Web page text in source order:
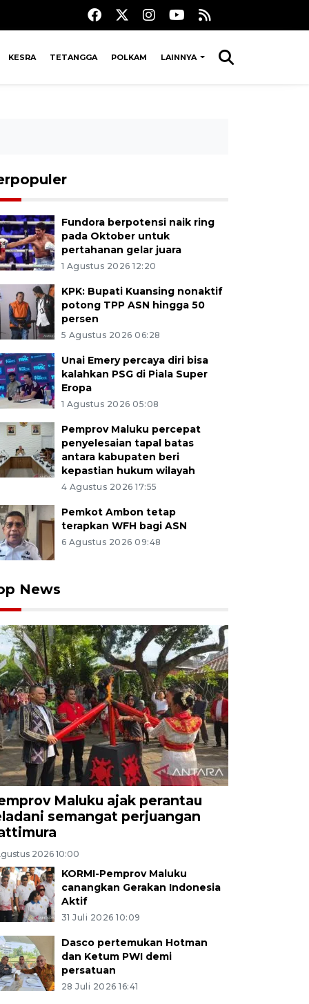
KESRA TETANGGA POLKAM LAINNYA
Fundora berpotensi naik ring
pada Oktober untuk
pertahanan gelar juara
1 Agustus 2026 12:20
KPK: Bupati Kuansing nonaktif
potong TPP ASN hingga 50
persen
5 Agustus 2026 06:28
Unai Emery percaya diri bisa
kalahkan PSG di Piala Super
Eropa
1 Agustus 2026 05:08
Pemprov Maluku percepat
penyelesaian tapal batas
antara kabupaten beri
kepastian hukum wilayah
4 Agustus 2026 17:55
Pemkot Ambon tetap
terapkan WFH bagi ASN
6 Agustus 2026 09:48
News
Maluku ajak perantau
semangat perjuangan
2026 10:00
KORMI-Pemprov Maluku
canangkan Gerakan Indonesia
Aktif
31 Juli 2026 10:09
Dasco pertemukan Hotman
dan Ketum PWI demi
persatuan
28 Juli 2026 16:41